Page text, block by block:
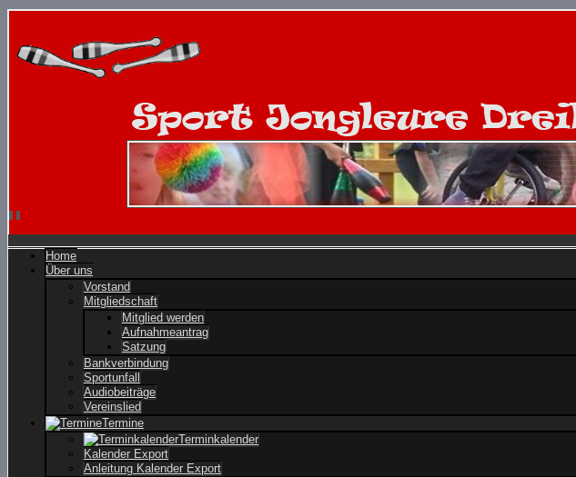
Home
Über uns
Vorstand
Mitgliedschaft
Mitglied werden
Aufnahmeantrag
Satzung
Bankverbindung
Sportunfall
Audiobeiträge
Vereinslied
Termine
Terminkalender
Kalender Export
Anleitung Kalender Export